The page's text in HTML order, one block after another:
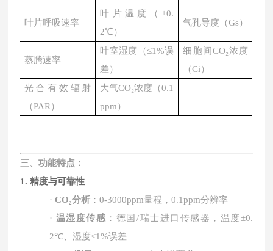
叶片呼吸速率
叶片温度（±0.
2℃）
气孔导度（Gs）
蒸腾速率
叶室湿度（≤1%误
差）
细胞间CO₂浓度
（Ci）
光合有效辐射
（PAR）
大气CO₂浓度（0.1
ppm）
三、功能特点：
1. 精度与可靠性
·CO₂分析 ：0-3000ppm量程，0.1ppm分辨率
· 温湿度传感 ：德国/瑞士进口传感器，温度±0.
2℃ 、湿度≤1%误差